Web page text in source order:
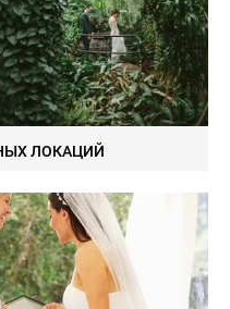
ЛОКАЦИЙ